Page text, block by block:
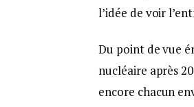
l’idée de voir
Du point de vue
nucléaire après
encore chacun